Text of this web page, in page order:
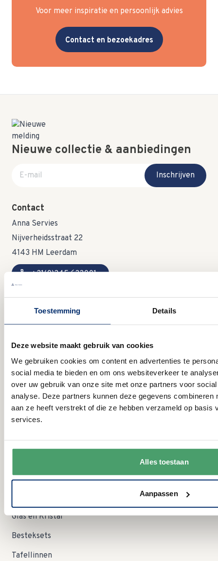
Toestemming Details
Deze website maakt gebruik van cookies
We gebruiken cookies om content en advertenties te
social media te bieden en om ons websiteverkeer te
over uw gebruik van onze site met onze partners voor
analyse. Deze partners kunnen deze gegevens combineren
aan ze heeft verstrekt of die ze hebben verzameld op basis
services.
Alles toestaan
Aanpassen
Voor meer inspiratie en persoonlijk advies
Contact en bezoekadres
Nieuwe collectie & aanbiedingen
E-mail adres
Inschrijven
Contact
Anna Servies
Nijverheidsstraat 22
4143 HM Leerdam
call +31(0)345 633001
mail info@annaservies.nl
Openingstijden
gesloten
WO: 09:00 - 12:30 uur
DO:
gesloten
VR: 09:00 - 12:30 uur
ZA:
09:00 - 12:30 uur Let op; in augustus zijn wij op zaterdag
dicht!
Servies
Glas en Kristal
Besteksets
Tafellinnen